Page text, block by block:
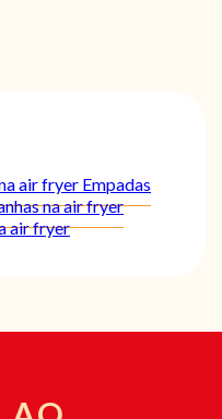
air fryer Empadas
na air fryer
air fryer